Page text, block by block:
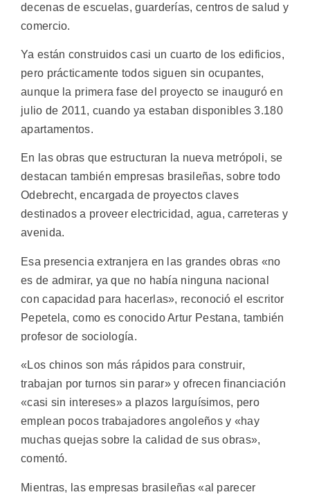
decenas de escuelas, guarderías, centros de salud y
comercio.
Ya están construidos casi un cuarto de los edificios,
pero prácticamente todos siguen sin ocupantes,
aunque la primera fase del proyecto se inauguró en
julio de 2011, cuando ya estaban disponibles 3.180
apartamentos.
En las obras que estructuran la nueva metrópoli, se
destacan también empresas brasileñas, sobre todo
Odebrecht, encargada de proyectos claves
destinados a proveer electricidad, agua, carreteras y
avenida.
Esa presencia extranjera en las grandes obras «no
es de admirar, ya que no había ninguna nacional
con capacidad para hacerlas», reconoció el escritor
Pepetela, como es conocido Artur Pestana, también
profesor de sociología.
«Los chinos son más rápidos para construir,
trabajan por turnos sin parar» y ofrecen financiación
«casi sin intereses» a plazos larguísimos, pero
emplean pocos trabajadores angoleños y «hay
muchas quejas sobre la calidad de sus obras»,
comentó.
Mientras, las empresas brasileñas «al parecer